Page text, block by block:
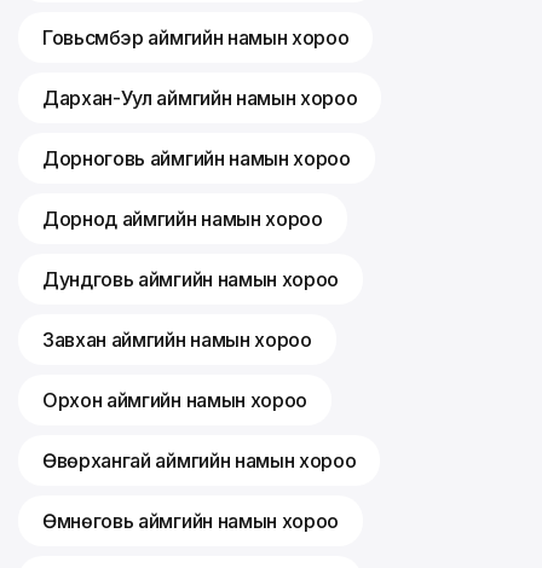
Говьсүмбэр аймгийн намын хороо
Дархан-Уул аймгийн намын хороо
Дорноговь аймгийн намын хороо
Дорнод аймгийн намын хороо
Дундговь аймгийн намын хороо
Завхан аймгийн намын хороо
Орхон аймгийн намын хороо
Өвөрхангай аймгийн намын хороо
Өмнөговь аймгийн намын хороо